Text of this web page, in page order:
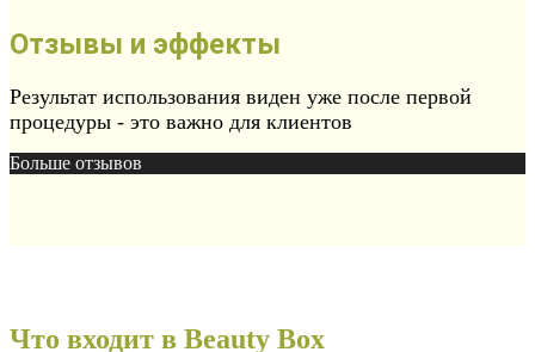
Отзывы и эффекты
Результат использования виден уже после первой
процедуры - это важно для клиентов
Больше отзывов
Что входит в Beauty Box